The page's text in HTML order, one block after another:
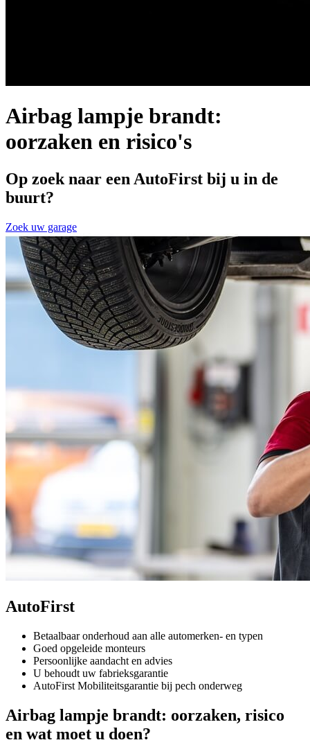
Airbag lampje brandt:
oorzaken en risico's
Op zoek naar een AutoFirst bij u in de
buurt?
Zoek uw garage
AutoFirst
Betaalbaar onderhoud aan alle automerken- en typen
Goed opgeleide monteurs
Persoonlijke aandacht en advies
U behoudt uw fabrieksgarantie
AutoFirst Mobiliteitsgarantie bij pech onderweg
Airbag lampje brandt: oorzaken, risico
en wat moet u doen?